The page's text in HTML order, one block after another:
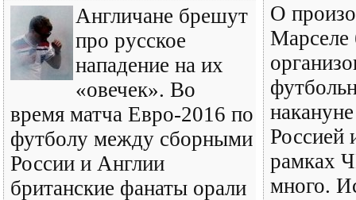
Англичане брешут
про русское
нападение на их
«овечек». Во
время матча Евро-2016 по
футболу между сборными
России и Англии
британские фанаты орали
О
Марселе
Россией
рамках
много.